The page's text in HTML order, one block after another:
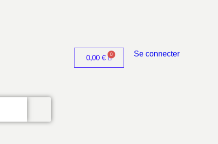
0,00 € Se connecter